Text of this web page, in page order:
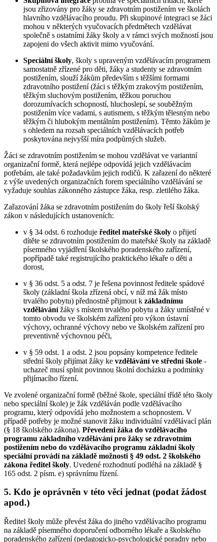
jsou zřizovány pro žáky se zdravotním postižením ve školách
hlavního vzdělávacího proudu. Při skupinové integraci se žáci
mohou v některých vyučovacích předmětech vzdělávat
společně s ostatními žáky školy a v rámci svých možností jsou
zapojeni do všech aktivit mimo vyučování.
Speciální školy, školy s upraveným vzdělávacím programem
samostatně zřízené pro děti, žáky a studenty se zdravotním
postižením, slouží žákům především s těžšími formami
zdravotního postižení (žáci s těžkým zrakovým postižením,
těžkým sluchovým postižením, těžkou poruchou
dorozumívacích schopností, hluchoslepí, se souběžným
postižením více vadami, s autismem, s těžkým tělesným nebo
těžkým či hlubokým mentálním postižením). Těmto žákům je
s ohledem na rozsah speciálních vzdělávacích potřeb
poskytována nejvyšší míra podpůrných služeb.
Žáci se zdravotním postižením se mohou vzdělávat ve variantní
organizační formě, která nejlépe odpovídá jejich vzdělávacím
potřebám, ale také požadavkům jejich rodičů. K zařazení do některé
z výše uvedených organizačních forem speciálního vzdělávání se
vyžaduje souhlas zákonného zástupce žáka, resp. zletilého žáka.
Zařazování žáka se zdravotním postižením do školy řeší školský
zákon v následujících ustanoveních:
v § 34 odst. 6 rozhoduje ředitel mateřské školy o přijetí
dítěte se zdravotním postižením do mateřské školy na základě
písemného vyjádření školského poradenského zařízení,
popřípadě také registrujícího praktického lékaře o děti a
dorost,
v § 36 odst. 5 a odst. 7 je řešena povinnost ředitele spádové
školy (základní škola zřízená obcí, v níž má žák místo
trvalého pobytu) přednostně přijmout k základnímu
vzdělávánížáky s místem trvalého pobytu a žáky umístěné v
tomto obvodu ve školském zařízení pro výkon ústavní
výchovy, ochranné výchovy nebo ve školském zařízení pro
preventivně výchovnou péči,
v § 59 odst. 1 a odst. 2 jsou popsány kompetence ředitele
střední školy přijímat žáky ke vzdělávání ve střední škole -
uchazeč musí splnit povinnou školní docházku a podmínky
přijímacího řízení.
Ve zvolené organizační formě (běžné škole, speciální třídě této školy
nebo speciální škole) je žák vzděláván podle vzdělávacího
programu, který odpovídá jeho možnostem a schopnostem. V
případě potřeby je možné stanovit žáku individuální vzdělávací plán
(§ 18 školského zákona). Převedení žáka do vzdělávacího
programu základního vzdělávání pro žáky se zdravotním
postižením nebo do vzdělávacího programu základní školy
speciální provádí na základě možnosti § 49 odst. 2 školského
zákona ředitel školy. Uvedené rozhodnutí podléhá na základě §
165 odst. 2 písm. e) správnímu řízení.
5. Kdo je oprávněn v této věci jednat (podat žádost
apod.)
Ředitel školy může převést žáka do jiného vzdělávacího programu
na základě písemného doporučení odborného lékaře a školského
poradenského zařízení (pedagogicko-psychologické poradny nebo